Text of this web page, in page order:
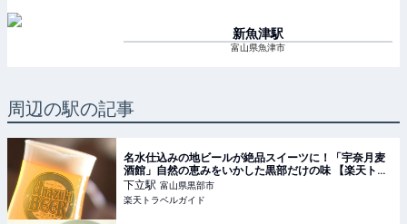
新魚津駅
富山県魚津市
周辺の駅の記事
名水仕込みの地ビールが絶品スイーツに！「宇奈月麦
酒館」自然の恵みをいかした黒部だけの味 【楽天トラ
ベル】
下立駅 富山県黒部市
楽天トラベルガイド